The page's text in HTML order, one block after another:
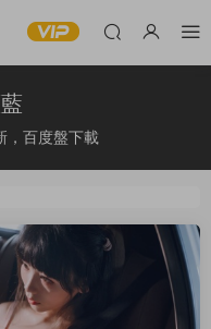
，百度盤下載